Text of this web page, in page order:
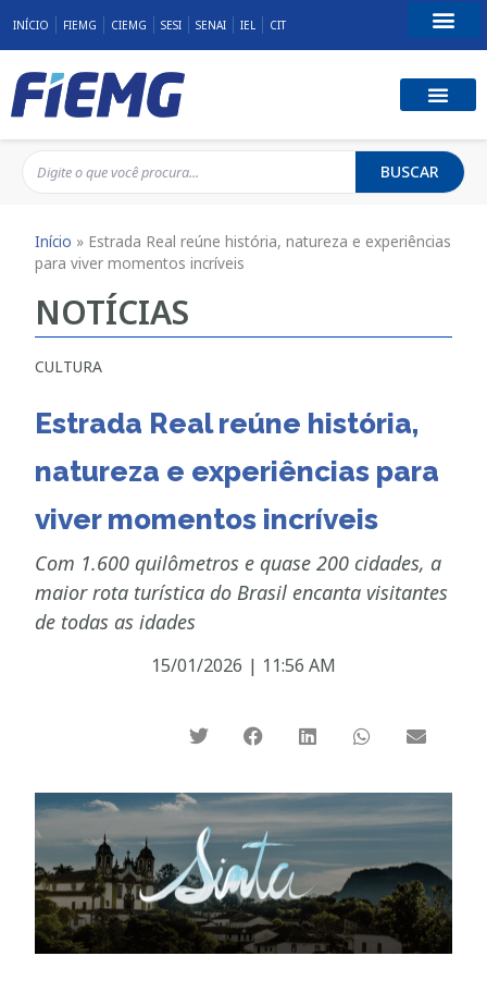
INÍCIO FIEMG CIEMG SESI SENAI IEL CIT
BUSCAR
Início » Estrada Real reúne história, natureza e experiências
para viver momentos incríveis
NOTÍCIAS
CULTURA
Estrada Real reúne história,
natureza e experiências para
viver momentos incríveis
Com 1.600 quilômetros e quase 200 cidades, a
maior rota turística do Brasil encanta visitantes
de todas as idades
15/01/2026 | 11:56 AM